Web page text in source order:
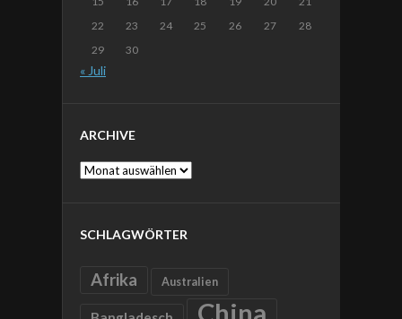
22
23 24 25 26 27
28
29
30
« Juli
ARCHIVE
Archive
SCHLAGWÖRTER
Afrika Australien
China